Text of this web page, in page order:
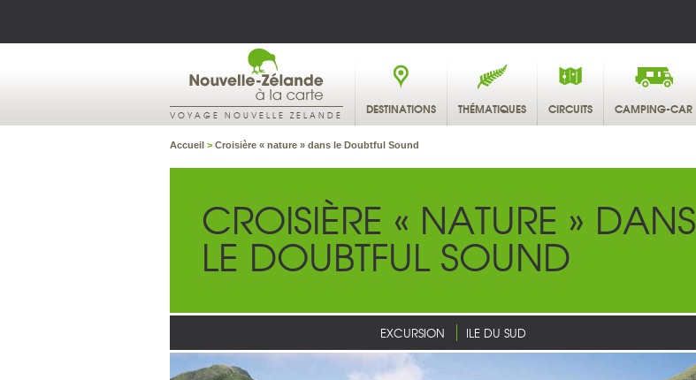
VOYAGE NOUVELLE ZELANDE DESTINATIONS THÉMATIQUES CIRCUITS CAMPING-CAR
Accueil > Croisière « nature » dans le Doubtful Sound
CROISIÈRE « NATURE » DANS
LE DOUBTFUL SOUND
EXCURSION ILE DU SUD